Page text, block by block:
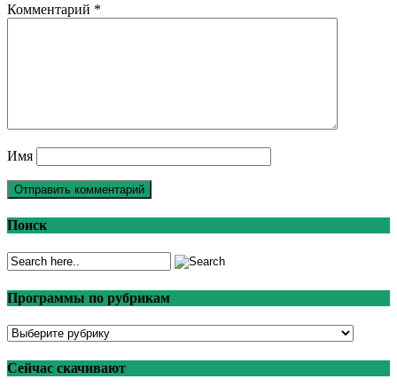
Комментарий *
Имя
Поиск
Программы по рубрикам
Программы
рубрикам
Сейчас скачивают